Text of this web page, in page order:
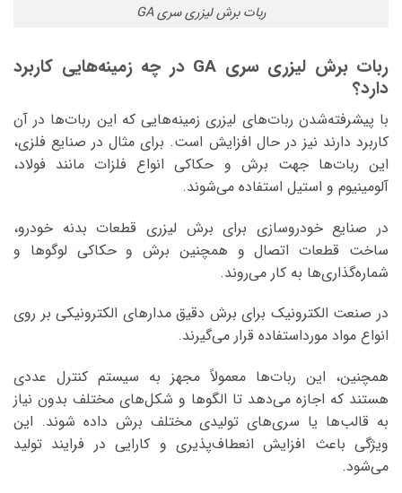
ربات برش لیزری سری GA
ربات برش لیزری سری GA در چه زمینه‌هایی کاربرد
دارد؟
با پیشرفته‌شدن ربات‌های لیزری زمینه‌هایی که این ربات‌ها در آن
کاربرد دارند نیز در حال افزایش است. برای مثال در صنایع فلزی،
این ربات‌ها جهت برش و حکاکی انواع فلزات مانند فولاد،
آلومینیوم و استیل استفاده می‌شوند.
در صنایع خودروسازی برای برش لیزری قطعات بدنه خودرو،
ساخت قطعات اتصال و همچنین برش و حکاکی لوگوها و
شماره‌گذاری‌ها به کار می‌روند.
در صنعت الکترونیک برای برش دقیق مدارهای الکترونیکی بر روی
انواع مواد مورداستفاده قرار می‌گیرند.
همچنین، این ربات‌ها معمولاً مجهز به سیستم کنترل عددی
هستند که اجازه می‌دهد تا الگوها و شکل‌های مختلف بدون نیاز
به قالب‌ها یا سری‌های تولیدی مختلف برش داده شوند. این
ویژگی باعث افزایش انعطاف‌پذیری و کارایی در فرایند تولید
می‌شود.